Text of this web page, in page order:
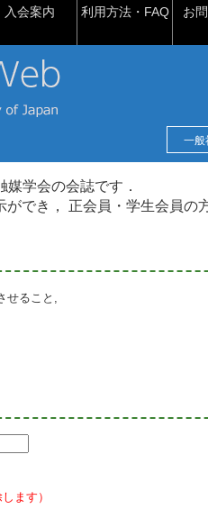
入会案内 利用方法・FAQ お
一般
学会の会誌です．
でき， 正会員・学生会員の
せること,
ます）